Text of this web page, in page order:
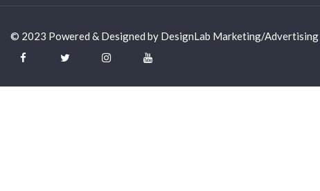
© 2023 Powered & Designed by DesignLab Marketing/Advertising